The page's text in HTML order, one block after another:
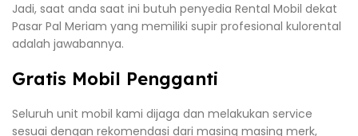
Jadi, saat anda saat ini butuh penyedia Rental Mobil dekat
Pasar Pal Meriam yang memiliki supir profesional kulorental
adalah jawabannya.
Gratis Mobil Pengganti
Seluruh unit mobil kami dijaga dan melakukan service
sesuai dengan rekomendasi dari masing masing merk,